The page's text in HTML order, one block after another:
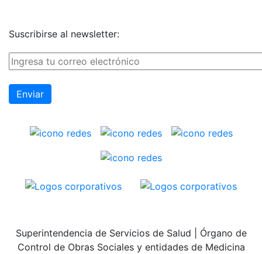
Suscribirse al newsletter:
Superintendencia de Servicios de Salud | Órgano de
Control de Obras Sociales y entidades de Medicina